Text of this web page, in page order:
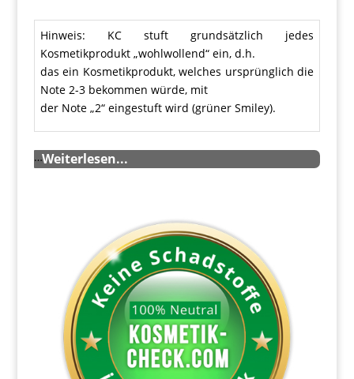
Hinweis: KC stuft grundsätzlich jedes
Kosmetikprodukt „wohlwollend“ ein, d.h.
das ein Kosmetikprodukt, welches ursprünglich die
Note 2-3 bekommen würde, mit
der Note „2“ eingestuft wird (grüner Smiley).
…Weiterlesen...